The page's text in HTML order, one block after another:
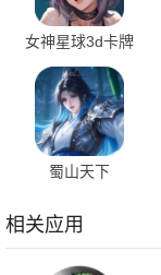
女神星球3d卡牌
76.1 安卓版
蜀山天下
相关应用